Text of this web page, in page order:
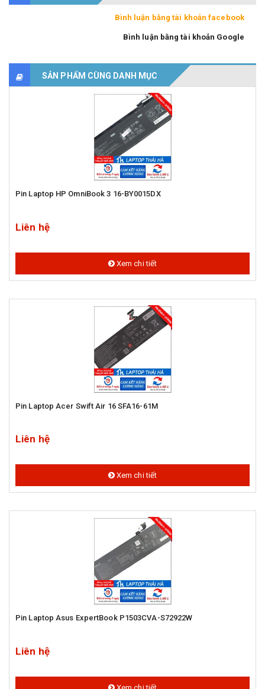
Bình luận bằng tài khoản facebook
Bình luận bằng tài khoản Google
SẢN PHẨM CÙNG DANH MỤC
Pin Laptop HP OmniBook 3 16-BY0015DX
Liên hệ
Xem chi tiết
Pin Laptop Acer Swift Air 16 SFA16-61M
Liên hệ
Xem chi tiết
Pin Laptop Asus ExpertBook P1503CVA-S72922W
Liên hệ